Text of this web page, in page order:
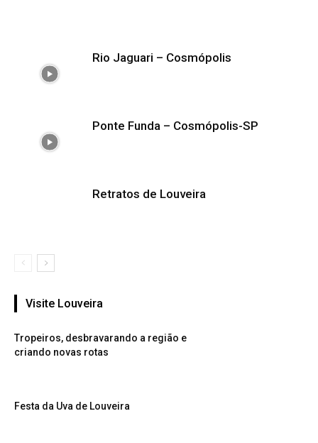
Rio Jaguari – Cosmópolis
Ponte Funda – Cosmópolis-SP
Retratos de Louveira
Visite Louveira
Tropeiros, desbravarando a região e
criando novas rotas
Festa da Uva de Louveira